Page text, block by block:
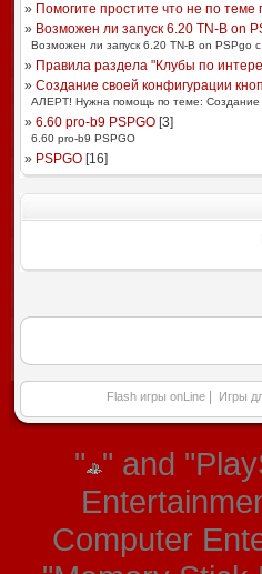
» Помогите простите что не по теме
» Возможен ли запуск 6.20 TN-B on
Возможен ли запуск 6.20 TN-B on PSPgo
» Правила раздела "Клубы по
» Создание своей конфигурации
АЛЕРТ! Нужна помощь по теме: Создание
» 6.60 pro-b9 PSPGO[3]
6.60 pro-b9 PSPGO
» PSPGO[16]
Flash игры onLine Игры
" " and
Computer